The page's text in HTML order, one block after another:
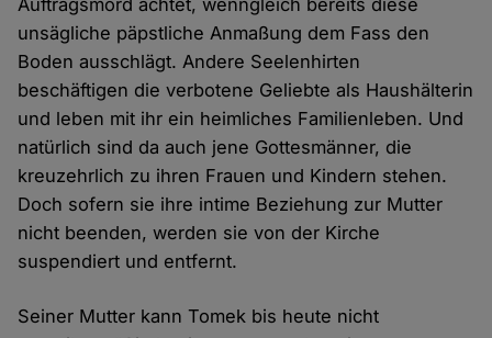
Auftragsmord ächtet, wenngleich bereits diese
unsägliche päpstliche Anmaßung dem Fass den
Boden ausschlägt. Andere Seelenhirten
beschäftigen die verbotene Geliebte als Haushälterin
und leben mit ihr ein heimliches Familienleben. Und
natürlich sind da auch jene Gottesmänner, die
kreuzehrlich zu ihren Frauen und Kindern stehen.
Doch sofern sie ihre intime Beziehung zur Mutter
nicht beenden, werden sie von der Kirche
suspendiert und entfernt.
Seiner Mutter kann Tomek bis heute nicht